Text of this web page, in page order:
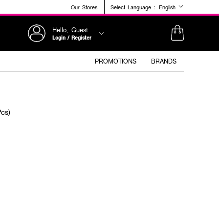
Our Stores Select Language : English
Hello, Guest
Login / Register
PROMOTIONS BRANDS